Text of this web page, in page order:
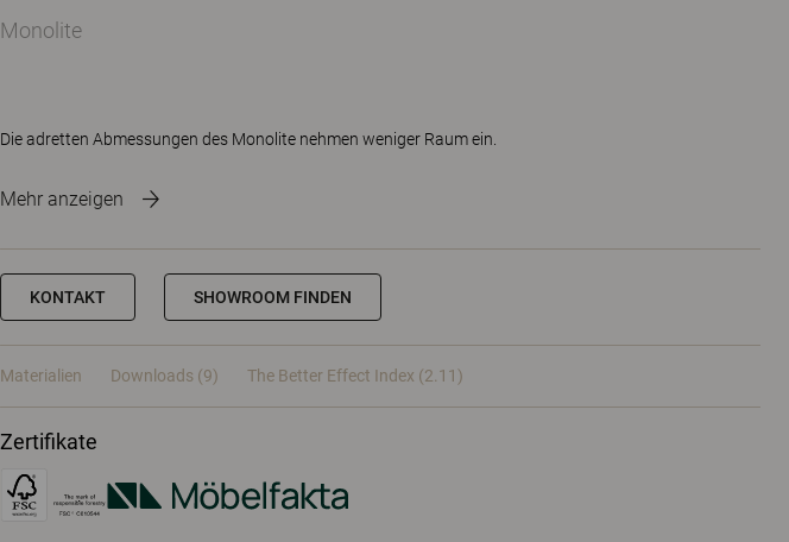
Monolite
Die adretten Abmessungen des Monolite nehmen weniger Raum ein.
Mehr anzeigen
KONTAKT SHOWROOM FINDEN
Materialien Downloads (9) The Better Effect Index (2.11)
Zertifikate